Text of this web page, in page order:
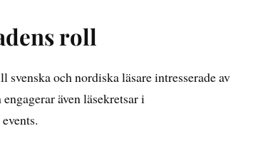
roll
och nordiska läsare intresserade av
även läsekretsar i